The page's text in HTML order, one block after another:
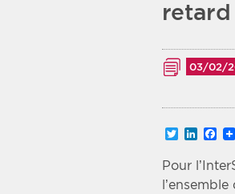
Zone
Choisir une
03/02/
Twitter
Pour